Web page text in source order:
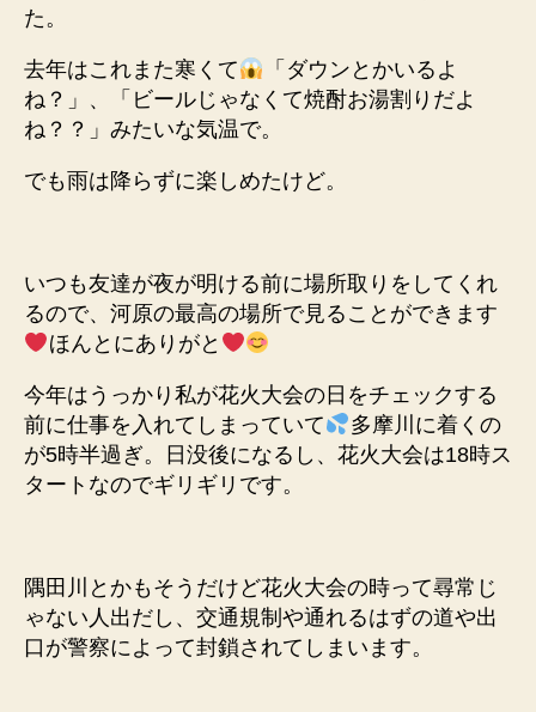
た。
去年はこれまた寒くて
「ダウンとかいるよ
ね？」、「ビールじゃなくて焼酎お湯割りだよ
ね？？」みたいな気温で。
でも雨は降らずに楽しめたけど。
いつも友達が夜が明ける前に場所取りをしてくれ
るので、河原の最高の場所で見ることができます
ほんとにありがと
今年はうっかり私が花火大会の日をチェックする
前に仕事を入れてしまっていて
多摩川に着くの
が5時半過ぎ。日没後になるし、花火大会は18時ス
タートなのでギリギリです。
隅田川とかもそうだけど花火大会の時って尋常じ
ゃない人出だし、交通規制や通れるはずの道や出
口が警察によって封鎖されてしまいます。